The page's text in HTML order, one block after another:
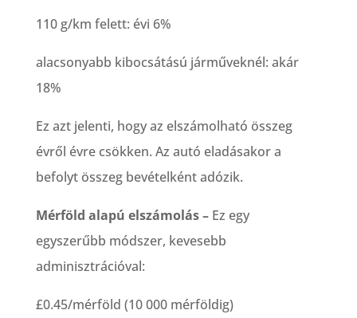
110 g/km felett: évi 6%
alacsonyabb kibocsátású járműveknél: akár
18%
Ez azt jelenti, hogy az elszámolható összeg
évről évre csökken. Az autó eladásakor a
befolyt összeg bevételként adózik.
Mérföld alapú elszámolás – Ez egy
egyszerűbb módszer, kevesebb
adminisztrációval:
£0.45/mérföld (10 000 mérföldig)